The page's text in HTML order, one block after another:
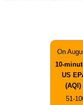
On
10-
US
51-